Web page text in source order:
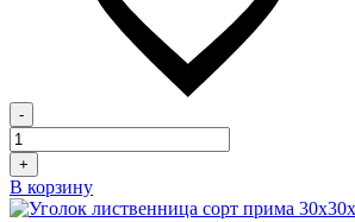
-
+
В корзину